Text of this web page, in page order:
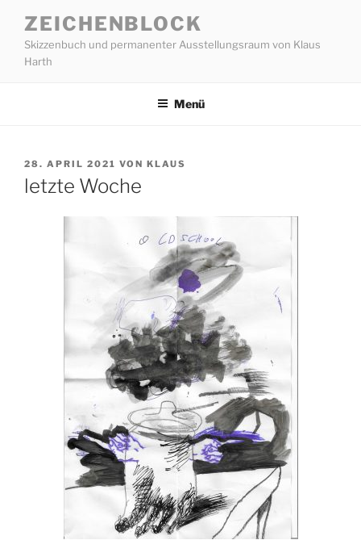
Inhalt
springen
ZEICHENBLOCK
Skizzenbuch und permanenter Ausstellungsraum von Klaus
Harth
Menü
VERÖFFENTLICHT
AM
28. APRIL 2021 VON KLAUS
letzte Woche